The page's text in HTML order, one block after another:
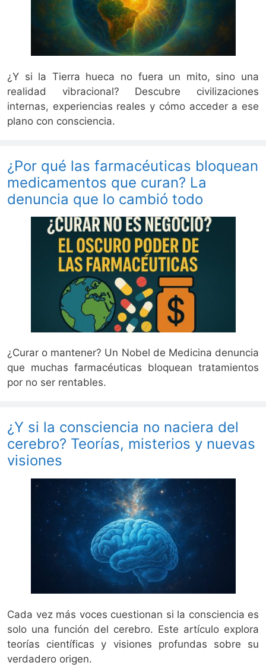
¿Y si la Tierra hueca no fuera un mito, sino una
realidad vibracional? Descubre civilizaciones
internas, experiencias reales y cómo acceder a ese
plano con consciencia.
¿Por qué las farmacéuticas bloquean
medicamentos que curan? La
denuncia que lo cambió todo
¿Curar o mantener? Un Nobel de Medicina denuncia
que muchas farmacéuticas bloquean tratamientos
por no ser rentables.
¿Y si la consciencia no naciera del
cerebro? Teorías, misterios y nuevas
visiones
Cada vez más voces cuestionan si la consciencia es
solo una función del cerebro. Este artículo explora
teorías científicas y visiones profundas sobre su
verdadero origen.